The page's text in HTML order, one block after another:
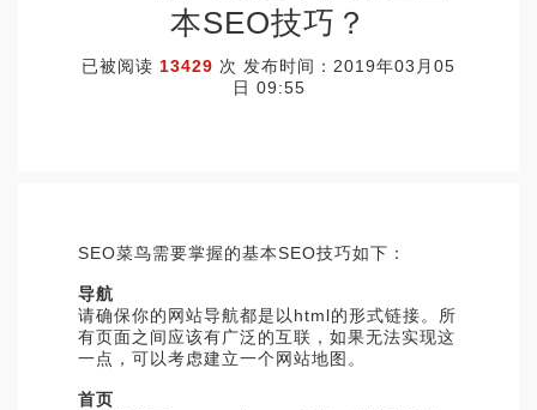
本SEO技巧？
已被阅读 13429 次 发布时间：2019年03月05
日 09:55
SEO菜鸟需要掌握的基本SEO技巧如下：
导航
请确保你的网站导航都是以html的形式链接。所
有页面之间应该有广泛的互联，如果无法实现这
一点，可以考虑建立一个网站地图。
首页